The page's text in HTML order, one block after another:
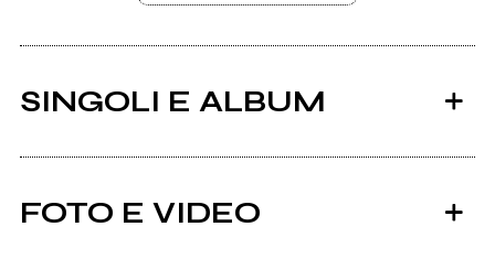
SINGOLI E ALBUM
FOTO E VIDEO